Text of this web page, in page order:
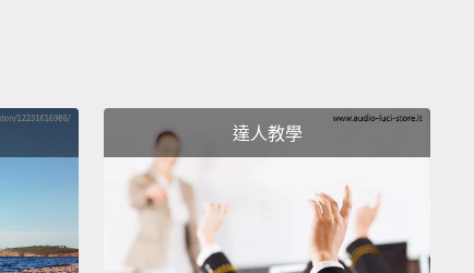
18-year-old rookie.
，18 歲的菜鳥球員。
season, an NBA All-Star.
級生，入選全明星賽先發陣容。
達人教學